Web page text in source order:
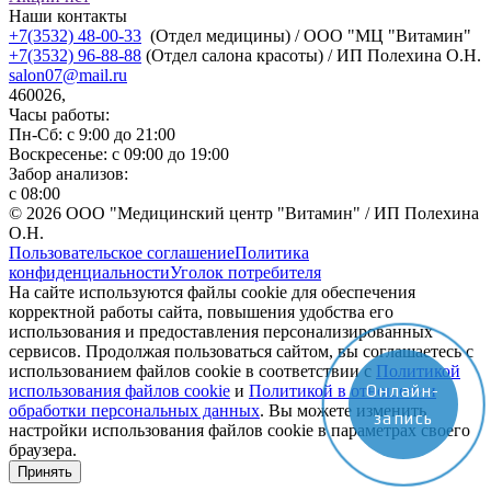
Онлайн-
запись
Наши контакты
+7(3532) 48-00-33 (Отдел медицины) / ООО "МЦ "Витамин"
+7(3532) 96-88-88 (Отдел салона красоты) / ИП Полехина О.Н.
salon07@mail.ru
460026,
Часы работы:
Пн-Сб: с 9:00 до 21:00
Воскресенье: с 09:00 до 19:00
Забор анализов:
с 08:00
© 2026 ООО "Медицинский центр "Витамин" / ИП Полехина
О.Н.
Пользовательское соглашениеПолитика
конфиденциальностиУголок потребителя
На сайте используются файлы cookie для обеспечения
корректной работы сайта, повышения удобства его
использования и предоставления персонализированных
сервисов. Продолжая пользоваться сайтом, вы соглашаетесь с
использованием файлов cookie в соответствии с Политикой
использования файлов cookie и Политикой в отношении
обработки персональных данных. Вы можете изменить
настройки использования файлов cookie в параметрах своего
браузера.
Принять